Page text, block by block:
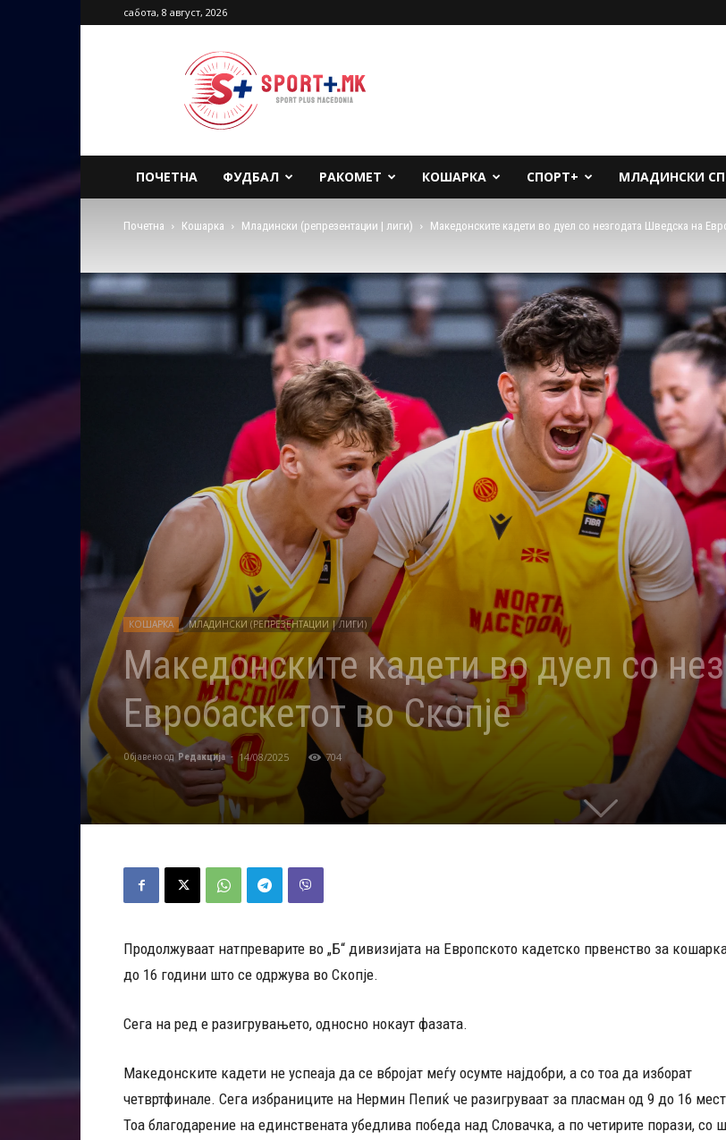
сабота, 8 август, 2026
Sport
Plus
Macedonia
ПОЧЕТНА ФУДБАЛ РАКОМЕТ КОШАРКА СПОРТ+ МЛАДИНСКИ
Почетна Кошарка Младински (репрезентации | лиги) Македонските кадети во дуел со незгодата Шведска на
КОШАРКА МЛАДИНСКИ (РЕПРЕЗЕНТАЦИИ | ЛИГИ)
Македонските кадети во дуел со
Евробаскетот во Скопје
Објавено од Редакција - 14/08/2025 704
Продолжуваат натпреварите во „Б“ дивизијата на Европското кадетско првенство за
до 16 години што се одржува во Скопје.
Сега на ред е разигрувањето, односно нокаут фазата.
Македонските кадети не успеаја да се вбројат меѓу осумте најдобри, а со тоа да изборат
четвртфинале. Сега избраниците на Нермин Пепиќ че разигруваат за пласман од 9 до 16
Тоа благодарение на единствената убедлива победа над Словачка, а по четирите порази, со